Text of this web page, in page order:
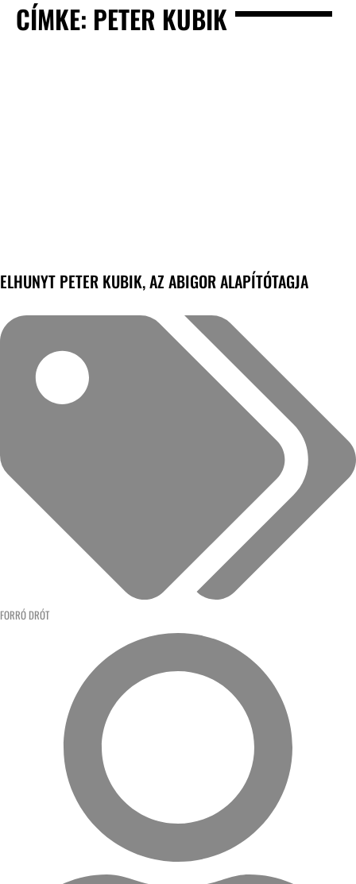
CÍMKE: PETER KUBIK
ELHUNYT PETER KUBIK, AZ ABIGOR ALAPÍTÓTAGJA
FORRÓ DRÓT